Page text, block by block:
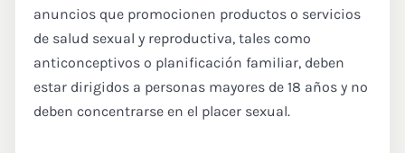
anuncios que promocionen productos o servicios
de salud sexual y reproductiva, tales como
anticonceptivos o planificación familiar, deben
estar dirigidos a personas mayores de 18 años y no
deben concentrarse en el placer sexual.